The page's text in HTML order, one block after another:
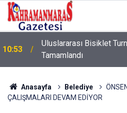
10:53
Uluslararası Bisiklet
Tamamlandı
10:09 Sonumuz Yakın mı?
Anasayfa Belediye
ÇALIŞMALARI DEVAM EDİYOR